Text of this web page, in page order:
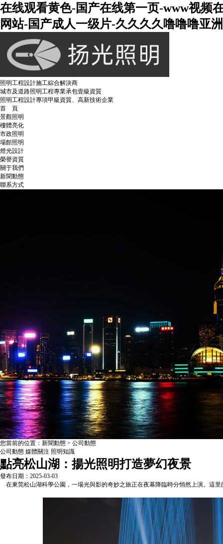
在线观看黄色-国产在线第一页-www视频
网站-国产成人一级片-久久久久噜噜噜亚
照明工程設計施工綜合解決商
城市及道路照明工程專業承包壹級資質
照明工程設計專項甲級資質、高新技術企業
首 頁
景觀照明
樓體亮化
市政照明
場館照明
燈光設計
榮譽資質
關于我們
新聞動態
聯系方式
您當前的位置：新聞動態 > 公司動態
公司動態 媒體關注 照明知識
點亮松山湖：揚光照明打造夢幻夜景
發布日期：2025-03-03
在東莞松山湖科學公園，一場光與影的奇妙之旅正在夜幕降臨時分悄然上演。這